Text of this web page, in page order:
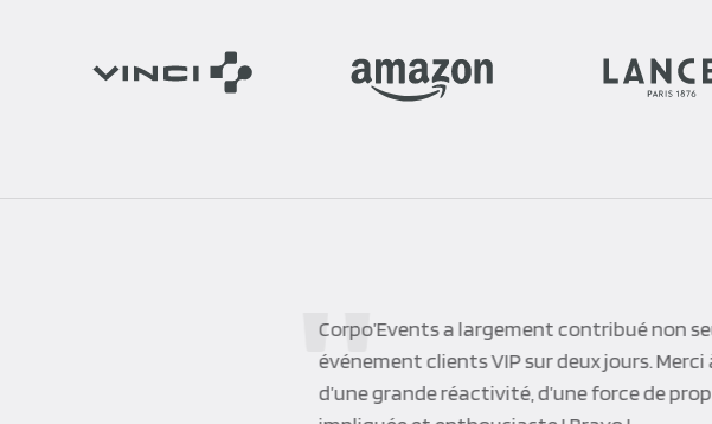
Nous avons fait appel à Corpo’Events
résultat a dépassé nos attentes tant sur le
prestations. Nous avons aussi fortement